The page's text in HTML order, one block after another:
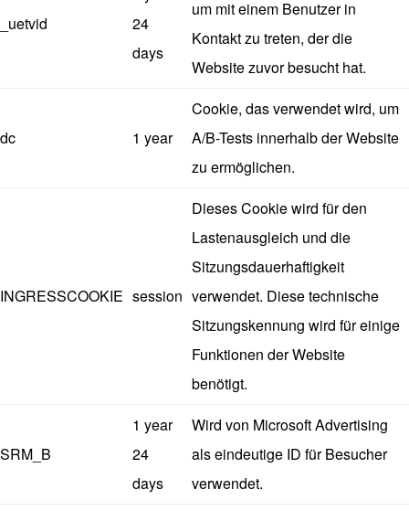
_uetvid
24
days
um mit einem Benutzer in
Kontakt zu treten, der die
Website zuvor besucht hat.
dc 1 year
Cookie, das verwendet wird, um
A/B-Tests innerhalb der Website
zu ermöglichen.
INGRESSCOOKIE session
Dieses Cookie wird für den
Lastenausgleich und die
Sitzungsdauerhaftigkeit
verwendet. Diese technische
Sitzungskennung wird für einige
Funktionen der Website
benötigt.
SRM_B
1 year
24
days
Wird von Microsoft Advertising
als eindeutige ID für Besucher
verwendet.